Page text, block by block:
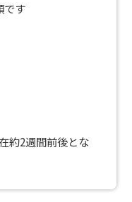
です
約2週間前後とな